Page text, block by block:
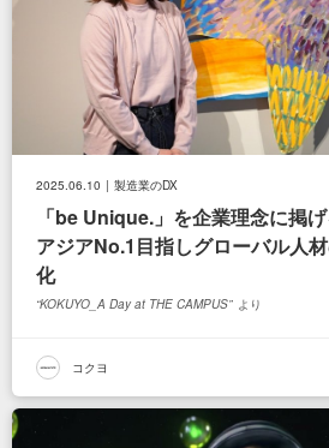
「be Unique.」を企業理念に掲
アジアNo.1目指しグローバル人
化
KOKUYO_A Day at THE CAMPUS より
2025.06.10 製造業のDX
コクヨ